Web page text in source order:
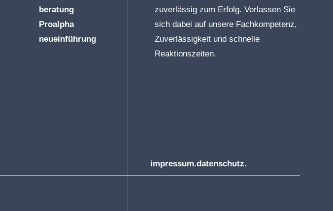
beratung
Proalpha
neueinführung
zuverlässig zum Erfolg. Verlassen Sie
sich dabei auf unsere Fachkompetenz,
Zuverlässigkeit und schnelle
Reaktionszeiten.
impressum.datenschutz.